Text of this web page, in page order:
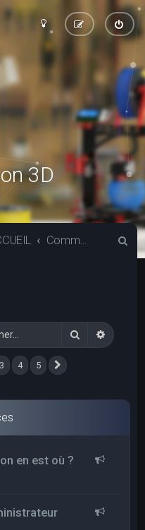
3D
Communication
Rechercher
3 4 5
en est où ?